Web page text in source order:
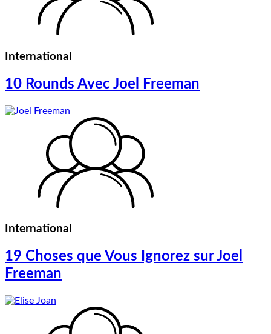
International
10 Rounds Avec Joel Freeman
International
19 Choses que Vous Ignorez sur Joel
Freeman